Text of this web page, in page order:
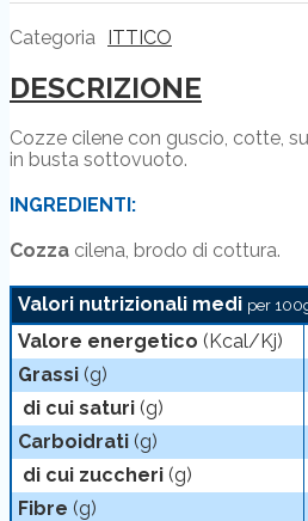
Categoria ITTICO
DESCRIZIONE
Cozze cilene con guscio, cotte,
in busta sottovuoto.
INGREDIENTI:
Cozza cilena, brodo di cottura.
Valori nutrizionali medi per
Valore energetico (Kcal/Kj)
Grassi (g)
di cui saturi (g)
Carboidrati (g)
di cui zuccheri (g)
Fibre (g)